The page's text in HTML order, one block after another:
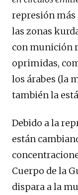
represión más
las zonas
con munición
oprimidas,
los árabes (la
también la
Debido a la
están
Cuerpo de la
dispara a la